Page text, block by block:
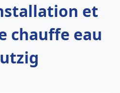
et
chauffe eau